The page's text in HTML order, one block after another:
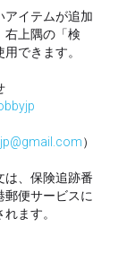
アイテムが追加
右上隅の「検
できます。
）
は、保険追跡番
郵便サービスに
ます。